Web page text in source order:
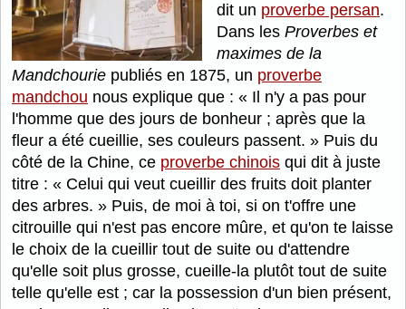
dit un proverbe persan.
Dans les Proverbes et
maximes de la
Mandchourie publiés en 1875, un proverbe
mandchou nous explique que :
Il n'y a pas pour
l'homme que des jours de bonheur ; après que la
fleur a été cueillie, ses couleurs passent.
Puis du
côté de la Chine, ce proverbe chinois qui dit à juste
titre :
Celui qui veut cueillir des fruits doit planter
des arbres.
Puis, de moi à toi, si on t'offre une
citrouille qui n'est pas encore mûre, et qu'on te laisse
le choix de la cueillir tout de suite ou d'attendre
qu'elle soit plus grosse, cueille-la plutôt tout de suite
telle qu'elle est ; car la possession d'un bien présent,